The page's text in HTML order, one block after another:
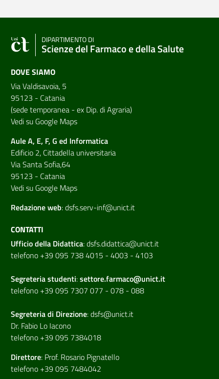
DIPARTIMENTO DI
Scienze del Farmaco e della Salute
DOVE SIAMO
Via Valdisavoia, 5
95123 - Catania
(sede temporanea - ex Dip. di Agraria)
Vedi su Google Maps
Aule A, E, F, G ed Informatica
Edificio 2, Cittadella universitaria
Via Santa Sofia,64
95123 - Catania
Vedi su Google Maps
Redazione web:dsfs.serv-inf@unict.it
CONTATTI
Ufficio della Didattica:dsfs.didattica@unict.it
telefono +39 095 738 4015 - 4003 - 4103
Segreteria studenti:settore.farmaco@unict.it
telefono +39 095 7307 077 - 078 - 088
Segreteria di Direzione:dsfs@unict.it
Dr. Fabio Lo Iacono
telefono +39 095 7384018
Direttore: Prof. Rosario Pignatello
telefono +39 095 7484042